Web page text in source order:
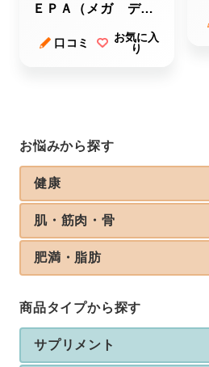
お悩みから探す
健康
肌・筋肉・骨
肥満・脂肪
商品タイプから探す
サプリメント
ＥＰＡ（メガ ディ
ピーエー）
口コミ
お気に入
り